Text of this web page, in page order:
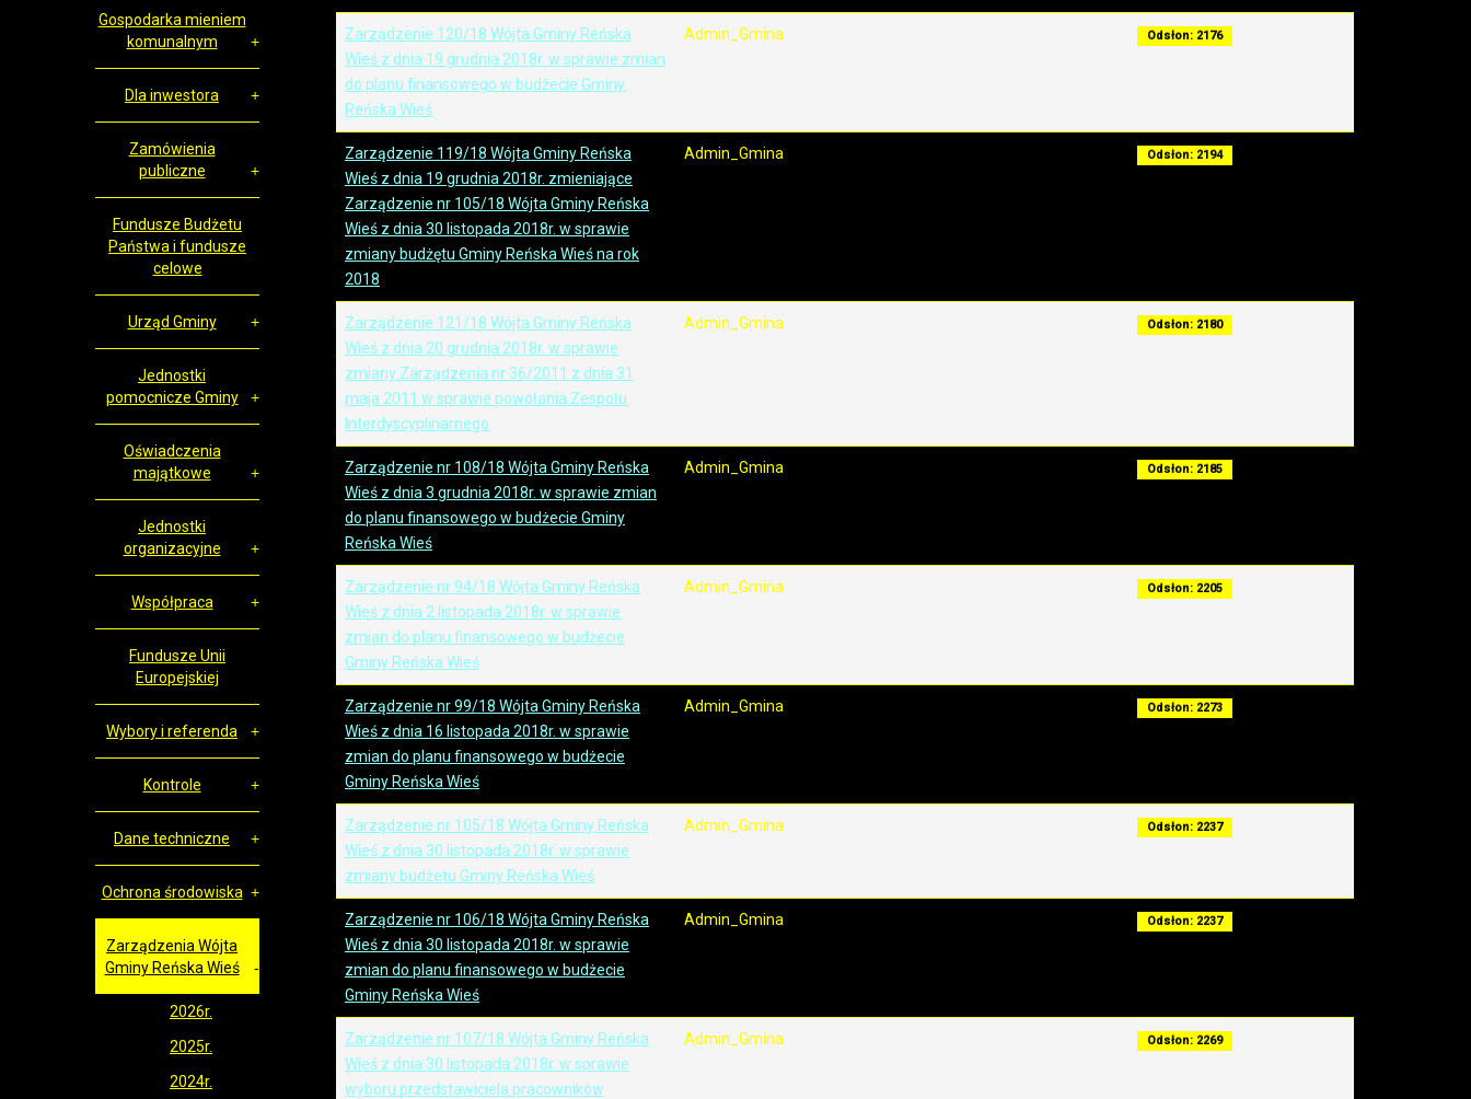
Zarządzenie 120/18 Wójta Gminy Reńska
Wieś z dnia 19 grudnia 2018r. w sprawie zmian
do planu finansowego w budżecie Gminy
Reńska Wieś
Admin_Gmina Odsłon: 2176
Zarządzenie 119/18 Wójta Gminy Reńska
Wieś z dnia 19 grudnia 2018r. zmieniające
Zarządzenie nr 105/18 Wójta Gminy Reńska
Wieś z dnia 30 listopada 2018r. w sprawie
zmiany budżętu Gminy Reńska Wieś na rok
2018
Admin_Gmina Odsłon: 2194
Zarządzenie 121/18 Wójta Gminy Reńska
Wieś z dnia 20 grudnia 2018r. w sprawie
zmiany Zarządzenia nr 36/2011 z dnia 31
maja 2011 w sprawie powołania Zespołu
Interdyscyplinarnego
Admin_Gmina Odsłon: 2180
Zarządzenie nr 108/18 Wójta Gminy Reńska
Wieś z dnia 3 grudnia 2018r. w sprawie zmian
do planu finansowego w budżecie Gminy
Reńska Wieś
Admin_Gmina Odsłon: 2185
Zarządzenie nr 94/18 Wójta Gminy Reńska
Wieś z dnia 2 listopada 2018r. w sprawie
zmian do planu finansowego w budżecie
Gminy Reńska Wieś
Admin_Gmina Odsłon: 2205
Zarządzenie nr 99/18 Wójta Gminy Reńska
Wieś z dnia 16 listopada 2018r. w sprawie
zmian do planu finansowego w budżecie
Gminy Reńska Wieś
Admin_Gmina Odsłon: 2273
Zarządzenie nr 105/18 Wójta Gminy Reńska
Wieś z dnia 30 listopada 2018r. w sprawie
zmiany budżetu Gminy Reńska Wieś
Admin_Gmina Odsłon: 2237
Zarządzenie nr 106/18 Wójta Gminy Reńska
Wieś z dnia 30 listopada 2018r. w sprawie
zmian do planu finansowego w budżecie
Gminy Reńska Wieś
Admin_Gmina Odsłon: 2237
Zarządzenie nr 107/18 Wójta Gminy Reńska
Wieś z dnia 30 listopada 2018r. w sprawie
wyboru przedstawiciela pracowników
Admin_Gmina Odsłon: 2269
Gospodarka mieniem
komunalnym
Dla inwestora
Zamówienia
publiczne
Fundusze Budżetu
Państwa i fundusze
celowe
Urząd Gminy
Jednostki
pomocnicze Gminy
Oświadczenia
majątkowe
Jednostki
organizacyjne
Współpraca
Fundusze Unii
Europejskiej
Wybory i referenda
Kontrole
Dane techniczne
Ochrona środowiska
Zarządzenia Wójta
Gminy Reńska Wieś
2026r.
2025r.
2024r.